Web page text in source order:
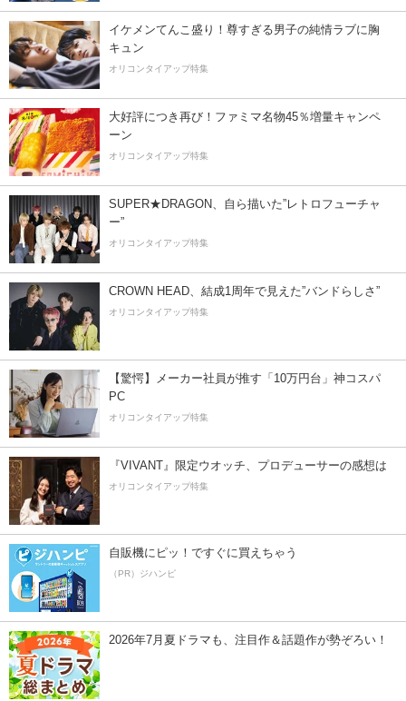
イケメンてんこ盛り！尊すぎる男子の純情ラブに胸
キュン
オリコンタイアップ特集
大好評につき再び！ファミマ名物45％増量キャンペ
ーン
オリコンタイアップ特集
SUPER★DRAGON、自ら描いた”レトロフューチャ
ー”
オリコンタイアップ特集
CROWN HEAD、結成1周年で見えた”バンドらしさ”
オリコンタイアップ特集
【驚愕】メーカー社員が推す「10万円台」神コスパ
PC
オリコンタイアップ特集
『VIVANT』限定ウオッチ、プロデューサーの感想は
オリコンタイアップ特集
自販機にピッ！ですぐに買えちゃう
（PR）ジハンピ
2026年7月夏ドラマも、注目作＆話題作が勢ぞろい！